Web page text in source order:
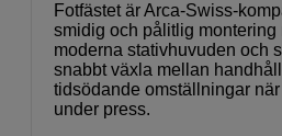
Fotfästet är Arca-Swiss-
smidig och pålitlig montering
moderna stativhuvuden och
snabbt växla mellan
tidsödande omställningar
under press.